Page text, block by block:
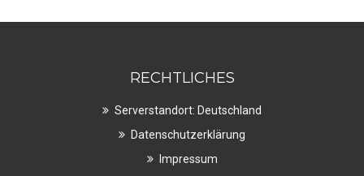
RECHTLICHES
Serverstandort: Deutschland
Datenschutzerklärung
Impressum